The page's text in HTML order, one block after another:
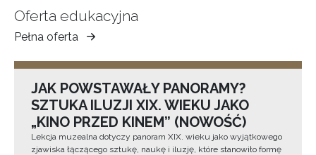
Oferta edukacyjna
Pełna oferta
Muzeum
Ziemi
JAK POWSTAWAŁY PANORAMY?
SZTUKA ILUZJI XIX. WIEKU JAKO
„KINO PRZED KINEM” (NOWOŚĆ)
Lekcja muzealna dotyczy panoram XIX. wieku jako wyjątkowego
zjawiska łączącego sztukę, naukę i iluzję, które stanowiło formę